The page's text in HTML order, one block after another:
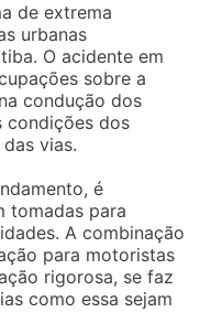
de extrema
urbanas
O acidente em
sobre a
condução dos
condições dos
vias.
é
tomadas para
A combinação
para motoristas
rigorosa, se faz
como essa sejam